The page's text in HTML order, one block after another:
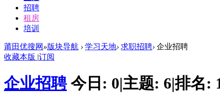
招聘
租房
培训
莆田优搜网 »版块导航 › 学习天地› 求职招聘› 企业招聘
收藏本版 |订阅
企业招聘 今日: 0|主题: 6|排名: